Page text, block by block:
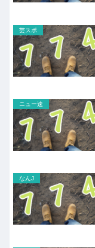
芸スポ
ニュー速
なんJ